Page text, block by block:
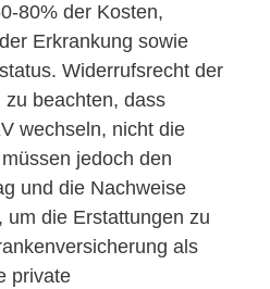
80% der Kosten,
Erkrankung sowie
Widerrufsrecht der
beachten, dass
wechseln, nicht die
jedoch den
und die Nachweise
um die Erstattungen zu
als
private